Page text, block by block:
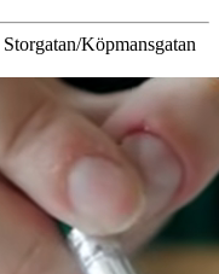
Storgatan/Köpmansgatan